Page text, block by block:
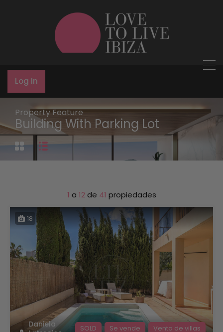
Log In
Property Feature
Building With Parking Lot
1 a 12 de 41 propiedades
18
Daniela
SOLD Se vende Venta de villas